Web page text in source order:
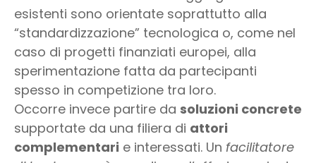
esistenti sono orientate soprattutto alla
“standardizzazione” tecnologica o, come nel
caso di progetti finanziati europei, alla
sperimentazione fatta da partecipanti
spesso in competizione tra loro.
Occorre invece partire da soluzioni concrete
supportate da una filiera di attori
complementari e interessati. Un facilitatore